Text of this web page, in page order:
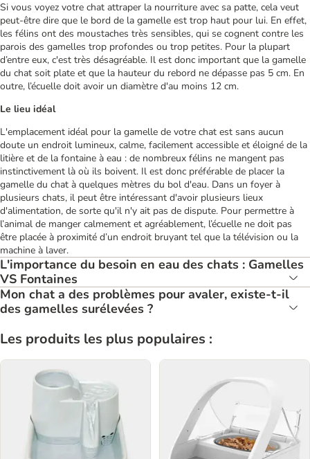
Si vous voyez votre chat attraper la nourriture avec sa patte, cela veut
peut-être dire que le bord de la gamelle est trop haut pour lui. En effet,
les félins ont des moustaches très sensibles, qui se cognent contre les
parois des gamelles trop profondes ou trop petites. Pour la plupart
d’entre eux, c'est très désagréable. Il est donc important que la gamelle
du chat soit plate et que la hauteur du rebord ne dépasse pas 5 cm. En
outre, l’écuelle doit avoir un diamètre d'au moins 12 cm.
Le lieu idéal
L'emplacement idéal pour la gamelle de votre chat est sans aucun
doute un endroit lumineux, calme, facilement accessible et éloigné de la
litière et de la fontaine à eau : de nombreux félins ne mangent pas
instinctivement là où ils boivent. Il est donc préférable de placer la
gamelle du chat à quelques mètres du bol d'eau. Dans un foyer à
plusieurs chats, il peut être intéressant d'avoir plusieurs lieux
d'alimentation, de sorte qu'il n'y ait pas de dispute. Pour permettre à
l’animal de manger calmement et agréablement, l’écuelle ne doit pas
être placée à proximité d’un endroit bruyant tel que la télévision ou la
machine à laver.
L'importance du besoin en eau des chats : Gamelles
VS Fontaines
Mon chat a des problèmes pour avaler, existe-t-il
des gamelles surélevées ?
Les produits les plus populaires :